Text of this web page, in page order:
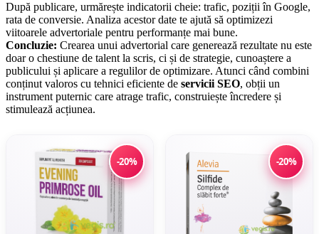
După publicare, urmărește indicatorii cheie: trafic, poziții în Google,
rata de conversie. Analiza acestor date te ajută să optimizezi
viitoarele advertoriale pentru performanțe mai bune.
Concluzie: Crearea unui advertorial care generează rezultate nu este
doar o chestiune de talent la scris, ci și de strategie, cunoaștere a
publicului și aplicare a regulilor de optimizare. Atunci când combini
conținut valoros cu tehnici eficiente de servicii SEO, obții un
instrument puternic care atrage trafic, construiește încredere și
stimulează acțiunea.
-20% -20%